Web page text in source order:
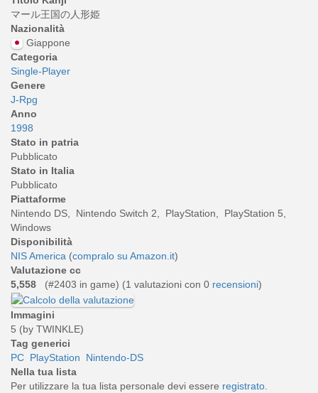
マール王国の人形姫
Nazionalità
Giappone
Categoria
Single-Player
Genere
J-Rpg
Anno
1998
Stato in patria
Pubblicato
Stato in Italia
Pubblicato
Piattaforme
Nintendo DS, Nintendo Switch 2, PlayStation, PlayStation 5,
Windows
Disponibilità
NIS America (compralo su Amazon.it)
Valutazione cc
5,558
(#2403 in game) (1 valutazioni con 0 recensioni)
Immagini
5 (by TWINKLE)
Tag generici
PC PlayStation
Nintendo-DS
Nella tua lista
Per utilizzare la tua lista personale devi essere registrato